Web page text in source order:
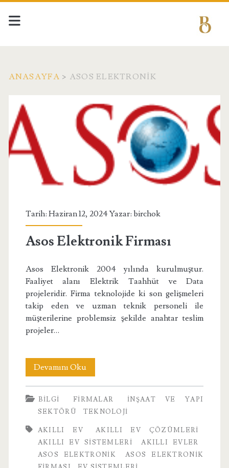
ANASAYFA > ASOS ELEKTRONIK
Etiket:
<span>asos
elektronik</span>
Tarih: Haziran 12, 2024 Yazar: birchok
Asos Elektronik Firması
Asos Elektronik 2004 yılında kurulmuştur.
Faaliyet alanı Elektrik Taahhüt ve Data
projeleridir. Firma teknolojide ki son gelişmeleri
takip eden ve uzman teknik personeli ile
müşterilerine problemsiz şekilde anahtar teslim
projeler…
Devamını OkuAsos
Elektronik
Firması
BILGI FIRMALAR
İNŞAAT VE YAPI
SEKTÖRÜ
TEKNOLOJI
AKILLI EV
AKILLI EV ÇÖZÜMLERI
AKILLI EV SISTEMLERI
AKILLI EVLER
ASOS ELEKTRONIK
ASOS ELEKTRONIK